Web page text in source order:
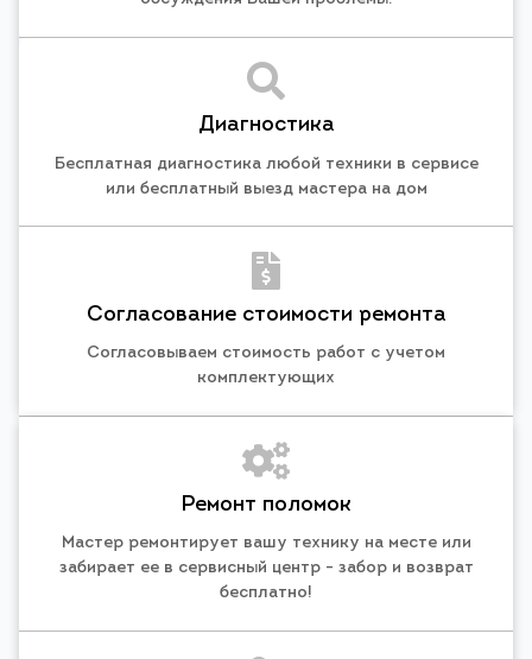
Диагностика
Бесплатная диагностика любой техники в сервисе
или бесплатный выезд мастера на дом
Согласование стоимости ремонта
Согласовываем стоимость работ с учетом
комплектующих
Ремонт поломок
Мастер ремонтирует вашу технику на месте или
забирает ее в сервисный центр - забор и возврат
бесплатно!